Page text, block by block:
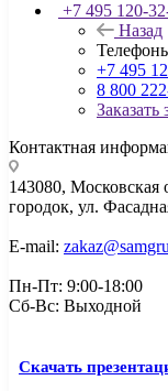
+7 495 120-
Назад
+7 495
8 800
Заказать
Контактная
143080,
городок, ул.
E-mail:
Пн-Пт: 9:00-18:00
Сб-Вс: Выходной
Скачать